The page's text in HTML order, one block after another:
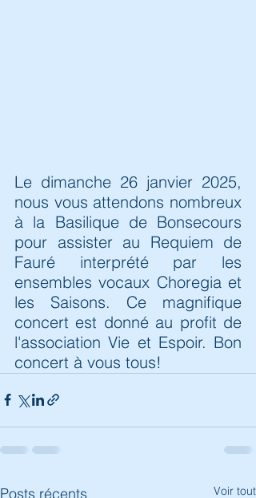
Le dimanche 26 janvier 2025,
nous vous attendons nombreux
à la Basilique de Bonsecours
pour assister au Requiem de
Fauré interprété par les
ensembles vocaux Choregia et
les Saisons. Ce magnifique
concert est donné au profit de
l'association Vie et Espoir. Bon
concert à vous tous!
Posts récents Voir tout